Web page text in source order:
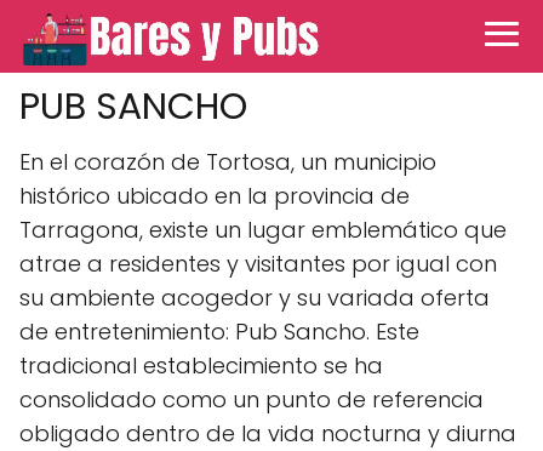
PUB SANCHO
En el corazón de Tortosa, un municipio
histórico ubicado en la provincia de
Tarragona, existe un lugar emblemático que
atrae a residentes y visitantes por igual con
su ambiente acogedor y su variada oferta
de entretenimiento: Pub Sancho. Este
tradicional establecimiento se ha
consolidado como un punto de referencia
obligado dentro de la vida nocturna y diurna